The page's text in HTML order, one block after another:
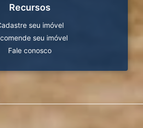
Recursos
seu imóvel
seu imóvel
Fale conosco